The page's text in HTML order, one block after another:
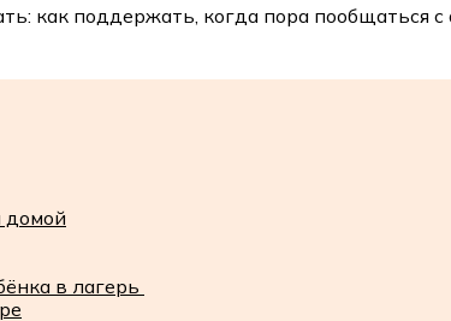
как поддержать, когда пора пообщаться
домой
в лагерь